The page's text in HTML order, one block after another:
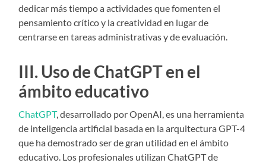
dedicar más tiempo a actividades que fomenten el
pensamiento crítico y la creatividad en lugar de
centrarse en tareas administrativas y de evaluación.
III. Uso de ChatGPT en el
ámbito educativo
ChatGPT, desarrollado por OpenAI, es una herramienta
de inteligencia artificial basada en la arquitectura GPT-4
que ha demostrado ser de gran utilidad en el ámbito
educativo. Los profesionales utilizan ChatGPT de